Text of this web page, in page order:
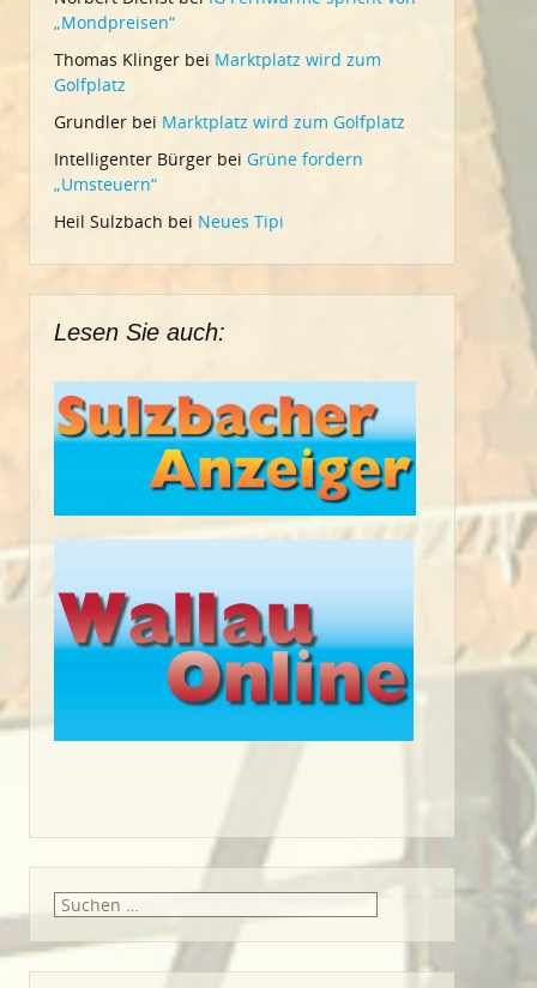
„Mondpreisen“
Thomas Klinger bei Marktplatz wird zum
Golfplatz
Grundler bei Marktplatz wird zum Golfplatz
Intelligenter Bürger bei Grüne fordern
„Umsteuern“
Heil Sulzbach bei Neues Tipi
Lesen Sie auch:
Suche